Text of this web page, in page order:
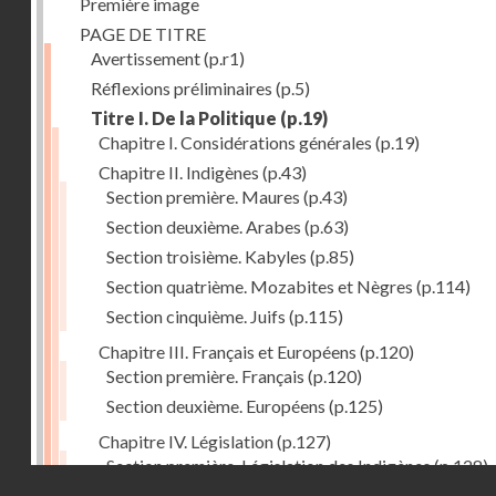
PAGE DE TITRE
Avertissement(p.r1)
Réflexions préliminaires (p.5)
Titre I. De la Politique (p.19)
Chapitre I. Considérations générales (p.19)
Chapitre II. Indigènes (p.43)
Section première. Maures (p.43)
Section deuxième. Arabes (p.63)
Section troisième. Kabyles (p.85)
Section quatrième. Mozabites et Nègres (p.114)
Section cinquième. Juifs (p.115)
Chapitre III. Français et Européens (p.120)
Section première. Français (p.120)
Section deuxième. Européens (p.125)
Chapitre IV. Législation(p.127)
Section première. Législation des Indigènes(p.128)